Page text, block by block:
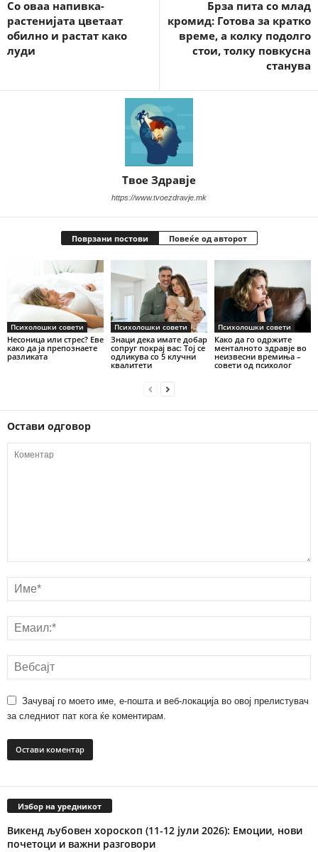
Со оваа напивка-
растенијата цветаат
обилно и растат како
луди
Брза пита со млад
кромид: Готова за кратко
време, а колку подолго
стои, толку повкусна
станува
Твое Здравје
https://www.tvoezdravje.mk
Поврзани постови Повеќе од авторот
Психолошки совети
Несоница или стрес? Еве
како да ја препознаете
разликата
Психолошки совети
Знаци дека имате добар
сопруг покрај вас: Тој се
одликува со 5 клучни
квалитети
Психолошки совети
Како да го одржите
менталното здравје во
неизвесни времиња –
совети од психолог
Остави одговор
Зачувај го моето име, е-пошта и веб-локација во овој прелистувач
за следниот пат кога ќе коментирам.
Избор на уредникот
Викенд љубовен хороскоп (11-12 јули 2026): Емоции, нови
почетоци и важни разговори